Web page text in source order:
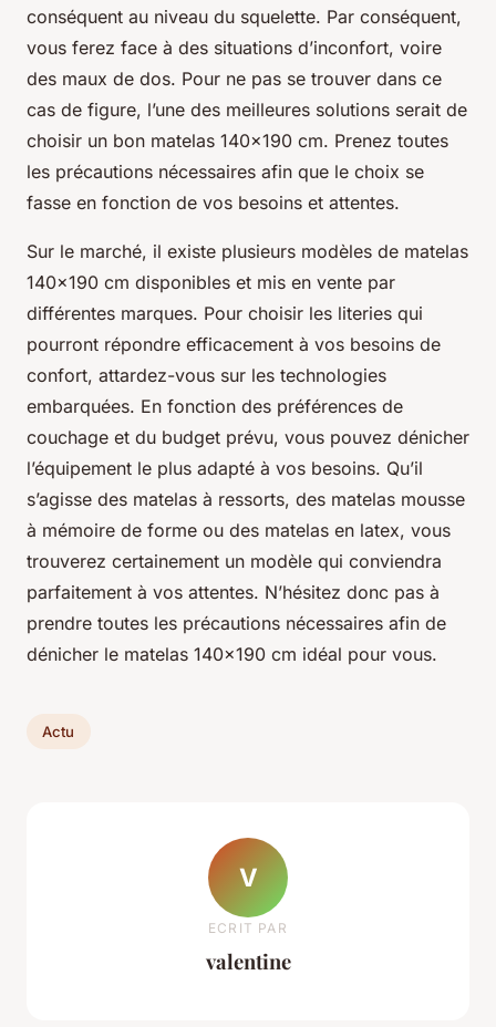
conséquent au niveau du squelette. Par conséquent,
vous ferez face à des situations d’inconfort, voire
des maux de dos. Pour ne pas se trouver dans ce
cas de figure, l’une des meilleures solutions serait de
choisir un bon matelas 140x190 cm. Prenez toutes
les précautions nécessaires afin que le choix se
fasse en fonction de vos besoins et attentes.
Sur le marché, il existe plusieurs modèles de matelas
140x190 cm disponibles et mis en vente par
différentes marques. Pour choisir les literies qui
pourront répondre efficacement à vos besoins de
confort, attardez-vous sur les technologies
embarquées. En fonction des préférences de
couchage et du budget prévu, vous pouvez dénicher
l’équipement le plus adapté à vos besoins. Qu’il
s’agisse des matelas à ressorts, des matelas mousse
à mémoire de forme ou des matelas en latex, vous
trouverez certainement un modèle qui conviendra
parfaitement à vos attentes. N’hésitez donc pas à
prendre toutes les précautions nécessaires afin de
dénicher le matelas 140x190 cm idéal pour vous.
Actu
V
ECRIT PAR
valentine